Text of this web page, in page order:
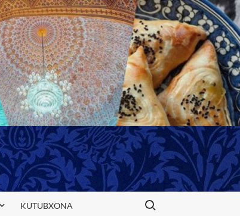
KUTUBXONA
Search for: